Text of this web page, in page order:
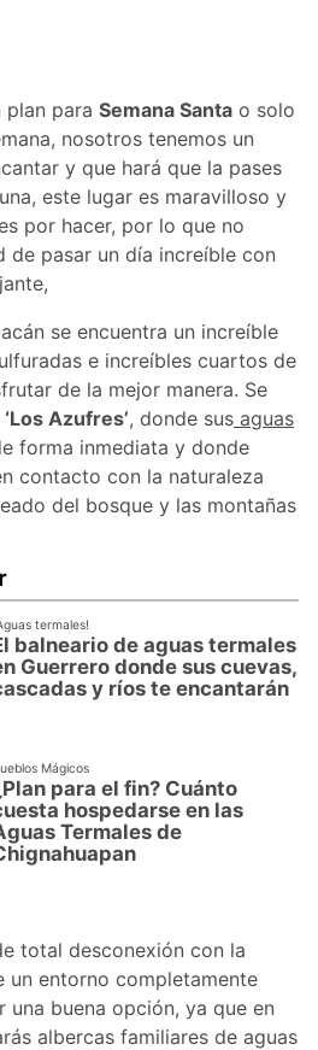
plan para Semana Santa o solo
nosotros tenemos un
y que hará que la pases
este lugar es maravilloso y
por hacer, por lo que no
de pasar un día increíble con
se encuentra un increíble
e increíbles cuartos de
de la mejor manera. Se
Azufres’, donde sus aguas
forma inmediata y donde
contacto con la naturaleza
del bosque y las montañas
termales!
balneario de aguas termales
Guerrero donde sus cuevas,
y ríos te encantarán
Mágicos
para el fin? Cuánto
hospedarse en las
Termales de
total desconexión con la
un entorno completamente
una buena opción, ya que en
albercas familiares de aguas